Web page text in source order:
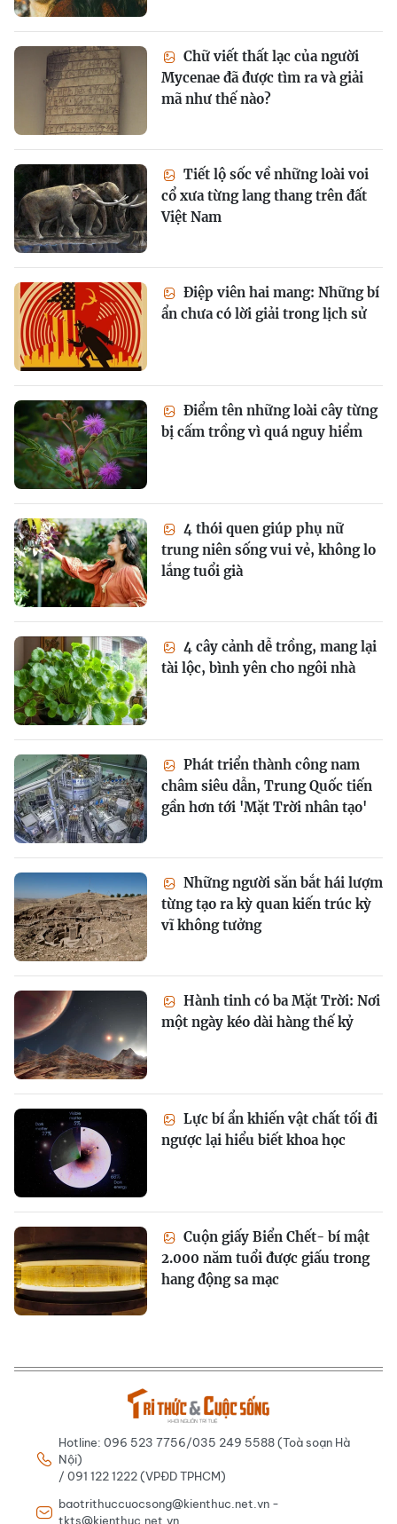
Chữ viết thất lạc của người
Mycenae đã được tìm ra và giải
mã như thế nào?
Tiết lộ sốc về những loài voi
cổ xưa từng lang thang trên đất
Việt Nam
Điệp viên hai mang: Những bí
ẩn chưa có lời giải trong lịch sử
Điểm tên những loài cây từng
bị cấm trồng vì quá nguy hiểm
4 thói quen giúp phụ nữ
trung niên sống vui vẻ, không lo
lắng tuổi già
4 cây cảnh dễ trồng, mang lại
tài lộc, bình yên cho ngôi nhà
Phát triển thành công nam
châm siêu dẫn, Trung Quốc tiến
gần hơn tới 'Mặt Trời nhân tạo'
Những người săn bắt hái lượm
từng tạo ra kỳ quan kiến trúc kỳ
vĩ không tưởng
Hành tinh có ba Mặt Trời: Nơi
một ngày kéo dài hàng thế kỷ
Lực bí ẩn khiến vật chất tối đi
ngược lại hiểu biết khoa học
Cuộn giấy Biển Chết- bí mật
2.000 năm tuổi được giấu trong
hang động sa mạc
Hotline: 096 523 7756/035 249 5588 (Toà soạn Hà
Nội)
/ 091 122 1222 (VPĐD TPHCM)
baotrithuccuocsong@kienthuc.net.vn -
tkts@kienthuc.net.vn